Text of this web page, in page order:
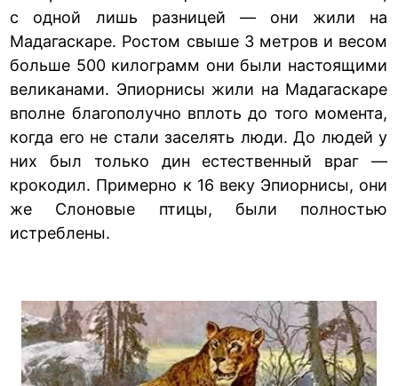
с одной лишь разницей — они жили на
Мадагаскаре. Ростом свыше 3 метров и весом
больше 500 килограмм они были настоящими
великанами. Эпиорнисы жили на Мадагаскаре
вполне благополучно вплоть до того момента,
когда его не стали заселять люди. До людей у
них был только дин естественный враг —
крокодил. Примерно к 16 веку Эпиорнисы, они
же Слоновые птицы, были полностью
истреблены.